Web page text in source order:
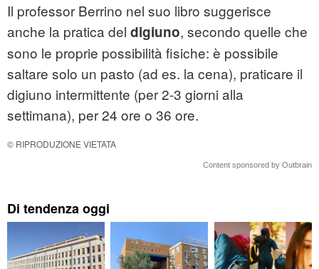
Il professor Berrino nel suo libro suggerisce
anche la pratica del digiuno, secondo quelle che
sono le proprie possibilità fisiche: è possibile
saltare solo un pasto (ad es. la cena), praticare il
digiuno intermittente (per 2-3 giorni alla
settimana), per 24 ore o 36 ore.
© RIPRODUZIONE VIETATA
Content sponsored by Outbrain
Di tendenza oggi